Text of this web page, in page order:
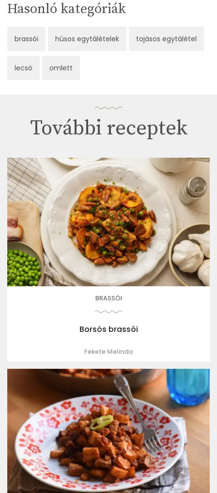
Hasonló kategóriák
brassói húsos egytálételek tojásos egytálétel
lecsó omlett
További receptek
BRASSÓI
Borsós brassói
Fekete Melinda